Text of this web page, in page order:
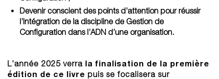
Devenir conscient des points d’attention pour réussir
l’intégration de la discipline de Gestion de
Configuration dans l’ADN d’une organisation.
L’année 2025 verra la finalisation de la première
édition de ce livre puis se focalisera sur